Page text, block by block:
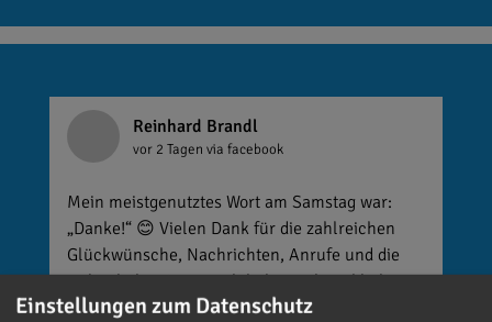
Reinhard Brandl
vor 2 Tagen via facebook
Mein meistgenutztes Wort am Samstag war:
„Danke!“ 😊 Vielen Dank für die zahlreichen
Glückwünsche, Nachrichten, Anrufe und die
vielen lieben Worte. Ich habe mich wirklich
über jede einzelne Aufmerksamkeit gefreut. Es
Einstellungen zum Datenschutz